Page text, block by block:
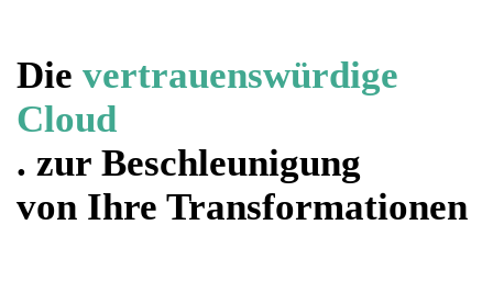
Die vertrauenswürdige
Cloud
. zur Beschleunigung
von Ihre Transformationen